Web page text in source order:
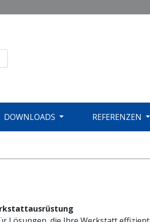
DOWNLOADS REFERENZEN